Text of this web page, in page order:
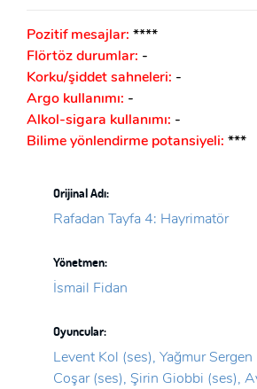
Pozitif mesajlar: ****
Flörtöz durumlar: -
Korku/şiddet sahneleri: -
Argo kullanımı: -
Alkol-sigara kullanımı: -
Bilime yönlendirme potansiyeli: ***
Orijinal Adı:
Rafadan Tayfa 4: Hayrimatör
Yönetmen:
İsmail Fidan
Oyuncular:
Levent Kol (ses), Yağmur
Coşar (ses), Şirin Giobbi (ses),